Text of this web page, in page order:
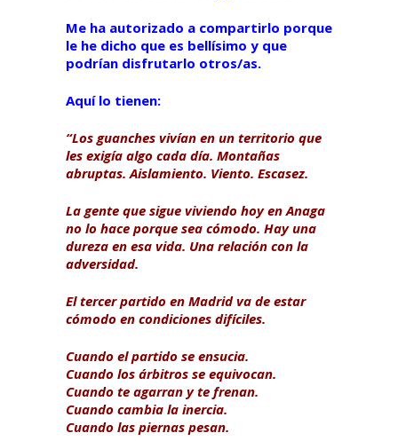
Me ha autorizado a compartirlo porque
le he dicho que es bellísimo y que
podrían disfrutarlo otros/as.
Aquí lo tienen:
“Los guanches vivían en un territorio que
les exigía algo cada día. Montañas
abruptas. Aislamiento. Viento. Escasez.
La gente que sigue viviendo hoy en Anaga
no lo hace porque sea cómodo. Hay una
dureza en esa vida. Una relación con la
adversidad.
El tercer partido en Madrid va de estar
cómodo en condiciones difíciles.
Cuando el partido se ensucia.
Cuando los árbitros se equivocan.
Cuando te agarran y te frenan.
Cuando cambia la inercia.
Cuando las piernas pesan.